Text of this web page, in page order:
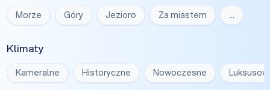
Morze Góry Jezioro Za miastem …
Klimaty
Kameralne Historyczne Nowoczesne